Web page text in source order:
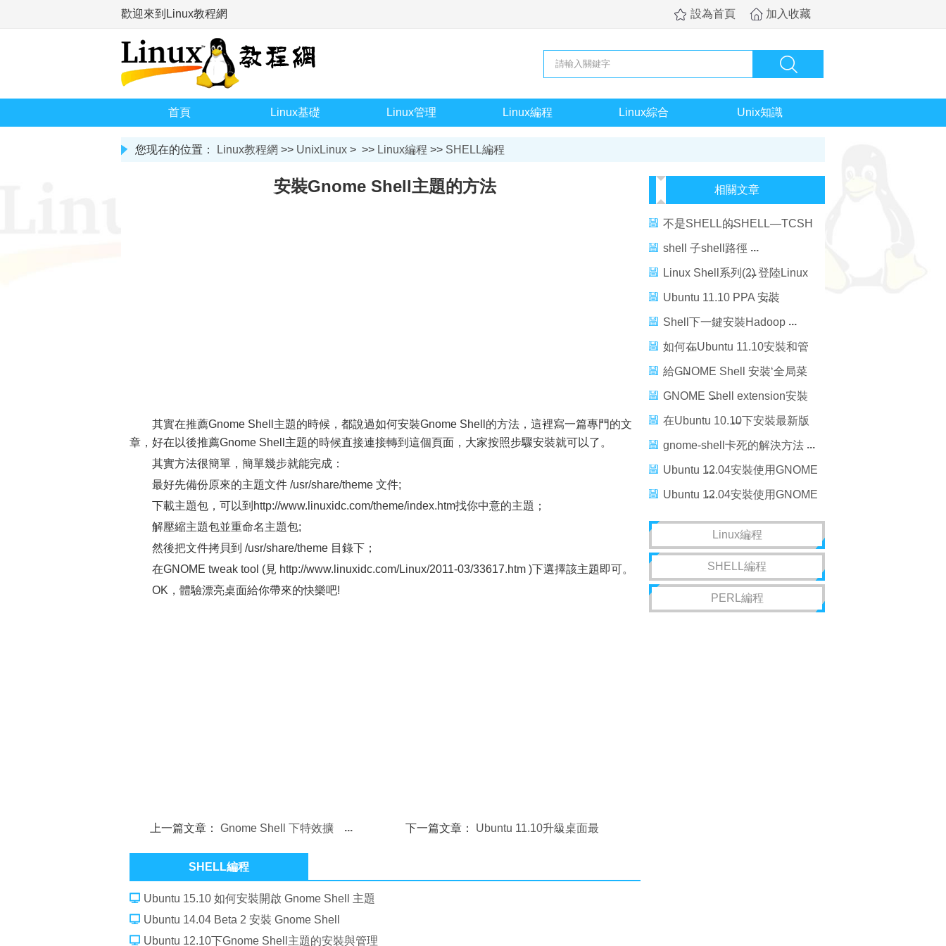
歡迎來到Linux教程網 設為首頁 加入收藏
首頁 Linux基礎 Linux管理 Linux編程 Linux綜合 Unix知識
您现在的位置： Linux教程網 >> UnixLinux > >> Linux編程 >> SHELL編程
安裝Gnome Shell主題的方法
其實在推薦Gnome Shell主題的時候，都說過如何安裝Gnome Shell的方法，這裡寫一篇專門的文
章，好在以後推薦Gnome Shell主題的時候直接連接轉到這個頁面，大家按照步驟安裝就可以了。
其實方法很簡單，簡單幾步就能完成：
最好先備份原來的主題文件 /usr/share/theme 文件;
下載主題包，可以到http://www.linuxidc.com/theme/index.htm找你中意的主題；
解壓縮主題包並重命名主題包;
然後把文件拷貝到 /usr/share/theme 目錄下；
在GNOME tweak tool (見 http://www.linuxidc.com/Linux/2011-03/33617.htm )下選擇該主題即可。
OK，體驗漂亮桌面給你帶來的快樂吧!
上一篇文章：Gnome Shell 下特效擴
下一篇文章： Ubuntu 11.10升級桌面最
SHELL編程
Ubuntu 15.10 如何安裝開啟 Gnome Shell 主題
Ubuntu 14.04 Beta 2 安裝 Gnome Shell
Ubuntu 12.10下Gnome Shell主題的安裝與管理
相關文章
不是SHELL的SHELL—TCSH
SHELL 編程
shell 子shell路徑
Linux Shell系列(2) 登陸Linux
Shell的幾種方法
Ubuntu 11.10 PPA 安裝
GNOME Shell 擴展
Shell下一鍵安裝Hadoop
如何在Ubuntu 11.10安裝和管
理使用擴展Gnome Shell主
題？
給GNOME Shell 安裝‘全局菜
單’
GNOME Shell extension安裝
簡易指導
在Ubuntu 10.10下安裝最新版
Gnome-Shell
gnome-shell卡死的解決方法
Ubuntu 12.04安裝使用GNOME
3的方法
Ubuntu 12.04安裝使用GNOME
3的方法
Linux編程
SHELL編程
PERL編程